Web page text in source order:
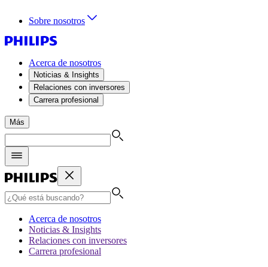
Sobre nosotros
Acerca de nosotros
Noticias & Insights
Relaciones con inversores
Carrera profesional
Más
Acerca de nosotros
Noticias & Insights
Relaciones con inversores
Carrera profesional